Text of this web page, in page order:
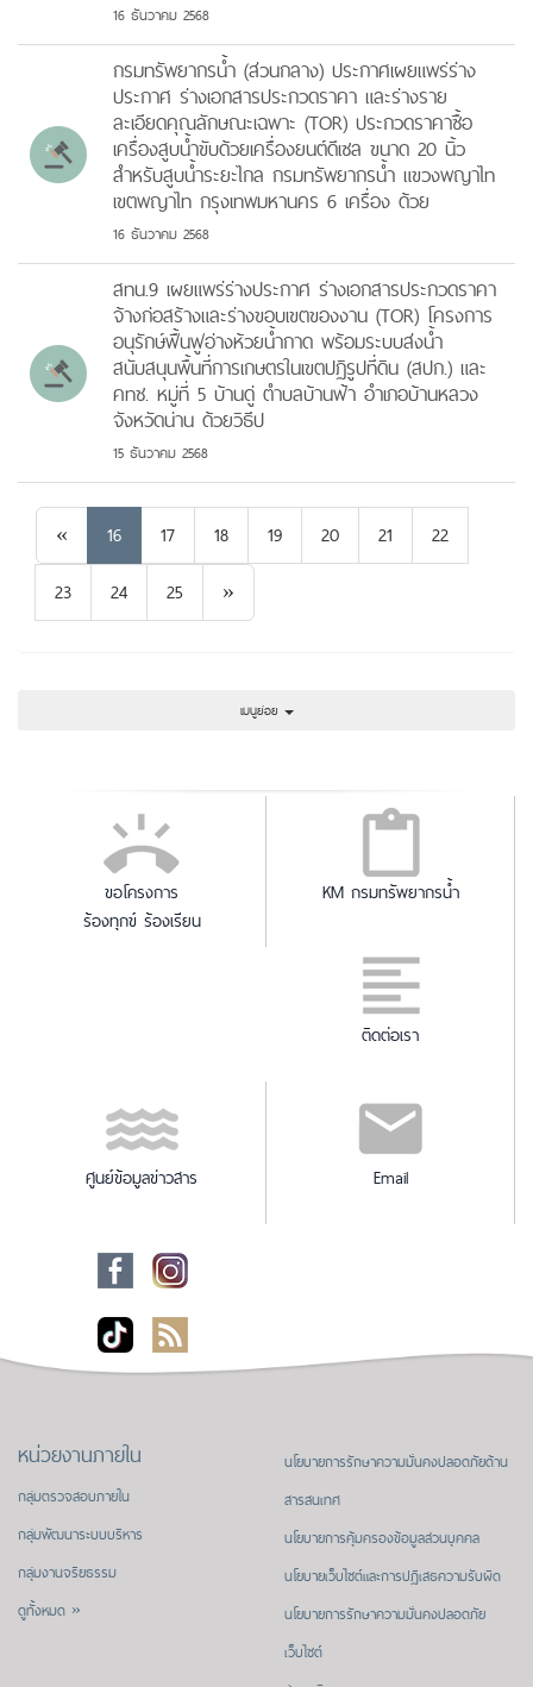
16 ธันวาคม 2568
กรมทรัพยากรน้ำ (ส่วนกลาง) ประกาศเผยแพร่ร่าง
ประกาศ ร่างเอกสารประกวดราคา และร่างราย
ละเอียดคุณลักษณะเฉพาะ (TOR) ประกวดราคาซื้อ
เครื่องสูบน้ำขับด้วยเครื่องยนต์ดีเซล ขนาด 20 นิ้ว
สำหรับสูบน้ำระยะไกล กรมทรัพยากรน้ำ แขวงพญาไท
เขตพญาไท กรุงเทพมหานคร 6 เครื่อง ด้วย
16 ธันวาคม 2568
สทน.9 เผยแพร่ร่างประกาศ ร่างเอกสารประกวดราคา
จ้างก่อสร้างและร่างขอบเขตของงาน (TOR) โครงการ
อนุรักษ์ฟื้นฟูอ่างห้วยน้ำกาด พร้อมระบบส่งน้ำ
สนับสนุนพื้นที่การเกษตรในเขตปฏิรูปที่ดิน (สปก.) และ
คทช. หมู่ที่ 5 บ้านดู่ ตำบลบ้านฟ้า อำเภอบ้านหลวง
จังหวัดน่าน ด้วยวิธีป
15 ธันวาคม 2568
« Previous
16 17 18 19 20 21
22
23
24 25 »
เมนูย่อย
ขอโครงการ
ร้องทุกข์ ร้องเรียน
KM กรมทรัพยากรน้ำ
ติดต่อเรา
ศูนย์ข้อมูลข่าวสาร Email
หน่วยงานภายใน
กลุ่มตรวจสอบภายใน
กลุ่มพัฒนาระบบบริหาร
กลุ่มงานจริยธรรม
ดูทั้งหมด »
นโยบายการรักษาความมั่นคงปลอดภัยด้าน
สารสนเทศ
นโยบายการคุ้มครองข้อมูลส่วนบุคคล
นโยบายเว็บไซต์และการปฏิเสธความรับผิด
นโยบายการรักษาความมั่นคงปลอดภัย
เว็บไซต์